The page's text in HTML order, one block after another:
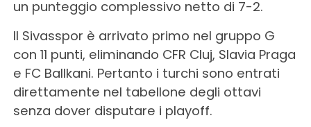
un punteggio complessivo netto di 7-2.
Il Sivasspor è arrivato primo nel gruppo G
con 11 punti, eliminando CFR Cluj, Slavia Praga
e FC Ballkani. Pertanto i turchi sono entrati
direttamente nel tabellone degli ottavi
senza dover disputare i playoff.